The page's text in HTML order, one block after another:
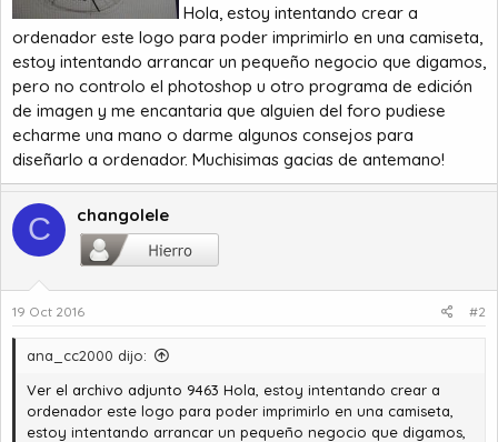
o
Hola, estoy intentando crear a
ordenador este logo para poder imprimirlo en una camiseta,
estoy intentando arrancar un pequeño negocio que digamos,
pero no controlo el photoshop u otro programa de edición
de imagen y me encantaria que alguien del foro pudiese
echarme una mano o darme algunos consejos para
diseñarlo a ordenador. Muchisimas gacias de antemano!
C changolele
19 Oct 2016 #2
ana_cc2000 dijo:
Ver el archivo adjunto 9463 Hola, estoy intentando crear a
ordenador este logo para poder imprimirlo en una camiseta,
estoy intentando arrancar un pequeño negocio que digamos,